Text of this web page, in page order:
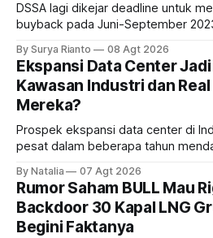
DSSA lagi dikejar deadline untuk
buyback pada Juni-September
By Surya Rianto 08 Agt 2026
Ekspansi Data Center
Kawasan Industri dan
Mereka?
Prospek ekspansi data center di
pesat dalam beberapa tahun
estate, ada siapa saja mereka?
By Natalia 07 Agt 2026
Rumor Saham BULL Mau
Backdoor 30 Kapal LNG
Begini Faktanya